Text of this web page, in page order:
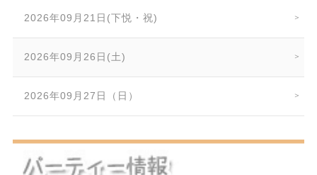
2026年09月21日(下悦・祝)
2026年09月26日(土)
2026年09月27日（日）